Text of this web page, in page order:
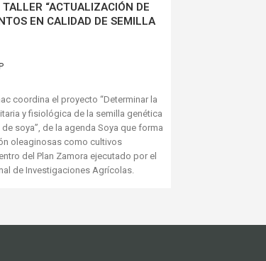
TALLER “ACTUALIZACIÓN DE
EN CALIDAD DE SEMILLA
coordina el proyecto “Determinar la
y fisiológica de la semilla genética
soya”, de la agenda Soya que forma
oleaginosas como cultivos
del Plan Zamora ejecutado por el
de Investigaciones Agrícolas.